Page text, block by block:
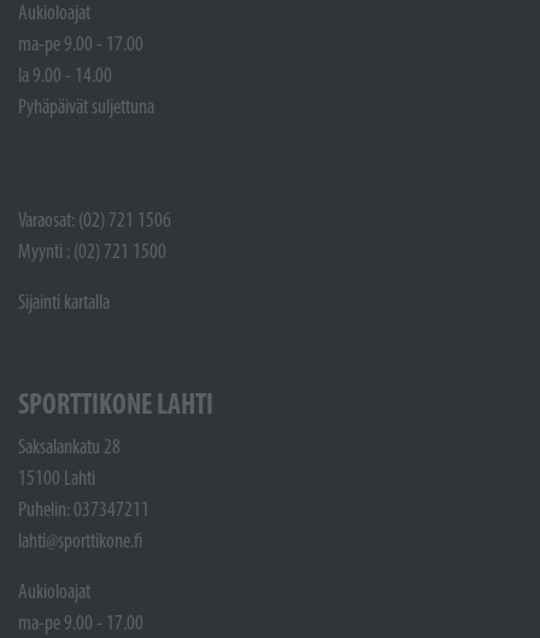
Aukioloajat
ma-pe 9.00 - 17.00
la 9.00 - 14.00
Pyhäpäivät suljettuna
Varaosat: (02) 721 1506
Myynti : (02) 721 1500
Sijainti kartalla
SPORTTIKONE LAHTI
Saksalankatu 28
15100 Lahti
Puhelin: 037347211
lahti@sporttikone.fi
Aukioloajat
ma-pe 9.00 - 17.00